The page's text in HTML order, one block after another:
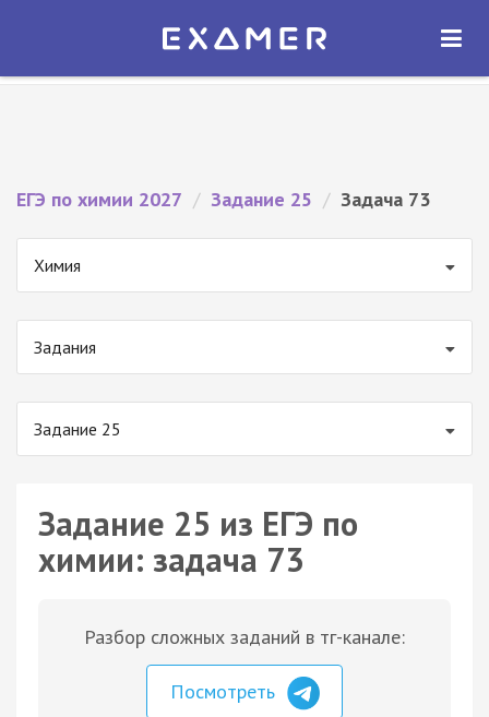
Экзамер — ЕГЭ 2027
ОТКРЫТЬ
ЕГЭ по химии 2027 / Задание 25 / Задача 73
Химия
Задания
Задание 25
Задание 25 из ЕГЭ по
химии: задача 73
Разбор сложных заданий в тг-канале:
Посмотреть